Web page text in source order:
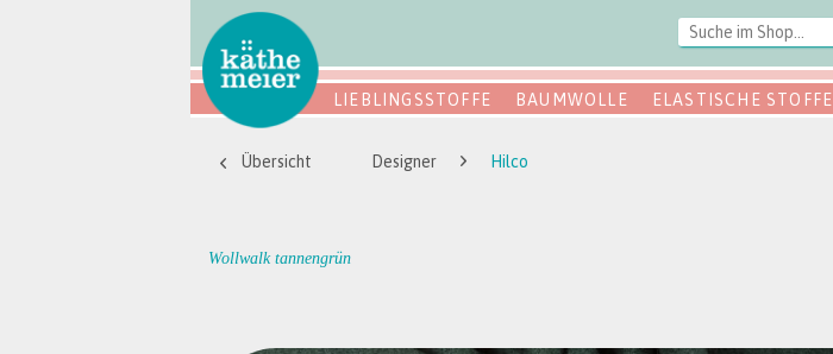
LIEBLINGSSTOFFE BAUMWOLLE ELASTISCHE STOFFE
Übersicht Designer Hilco
Wollwalk tannengrün